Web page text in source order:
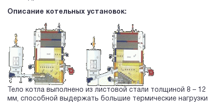
Описание котельных установок:
Тело котла выполнено из листовой стали толщиной 8 – 12
мм, способной выдержать большие термические нагрузки